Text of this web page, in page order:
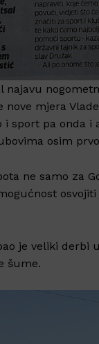
najavu
mjera
sport pa onda i
osim
ne samo za
je veliki derbi
šume.